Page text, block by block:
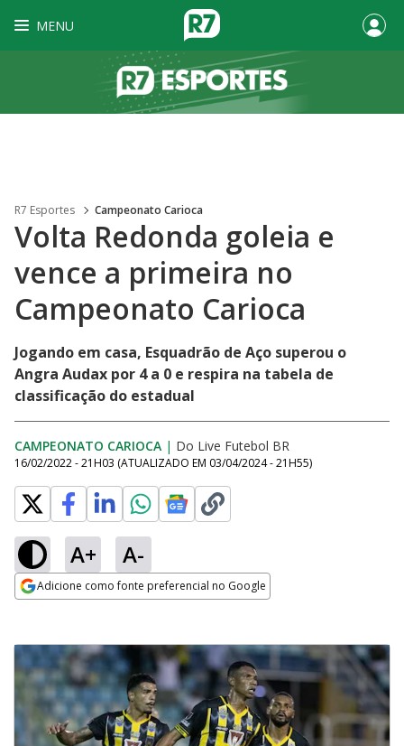
MENU
R7 Esportes Campeonato Carioca
Volta Redonda goleia e
vence a primeira no
Campeonato Carioca
Jogando em casa, Esquadrão de Aço superou o
Angra Audax por 4 a 0 e respira na tabela de
classificação do estadual
CAMPEONATO CARIOCA | Do Live Futebol BR
16/02/2022 - 21H03 (ATUALIZADO EM 03/04/2024 - 21H55)
A+ A-
Adicione como fonte preferencial no Google